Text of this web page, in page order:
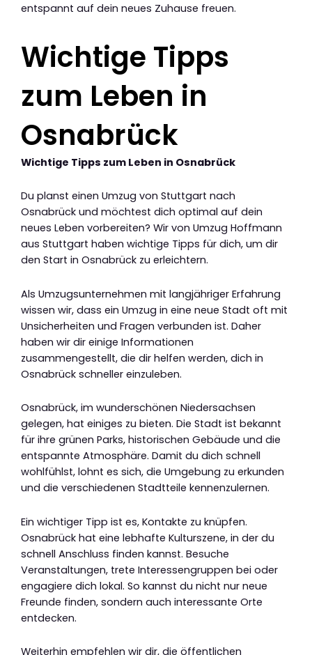
entspannt auf dein neues Zuhause freuen.
Wichtige Tipps
zum Leben in
Osnabrück
Wichtige Tipps zum Leben in Osnabrück
Du planst einen Umzug von Stuttgart nach
Osnabrück und möchtest dich optimal auf dein
neues Leben vorbereiten? Wir von Umzug Hoffmann
aus Stuttgart haben wichtige Tipps für dich, um dir
den Start in Osnabrück zu erleichtern.
Als Umzugsunternehmen mit langjähriger Erfahrung
wissen wir, dass ein Umzug in eine neue Stadt oft mit
Unsicherheiten und Fragen verbunden ist. Daher
haben wir dir einige Informationen
zusammengestellt, die dir helfen werden, dich in
Osnabrück schneller einzuleben.
Osnabrück, im wunderschönen Niedersachsen
gelegen, hat einiges zu bieten. Die Stadt ist bekannt
für ihre grünen Parks, historischen Gebäude und die
entspannte Atmosphäre. Damit du dich schnell
wohlfühlst, lohnt es sich, die Umgebung zu erkunden
und die verschiedenen Stadtteile kennenzulernen.
Ein wichtiger Tipp ist es, Kontakte zu knüpfen.
Osnabrück hat eine lebhafte Kulturszene, in der du
schnell Anschluss finden kannst. Besuche
Veranstaltungen, trete Interessengruppen bei oder
engagiere dich lokal. So kannst du nicht nur neue
Freunde finden, sondern auch interessante Orte
entdecken.
Weiterhin empfehlen wir dir, die öffentlichen